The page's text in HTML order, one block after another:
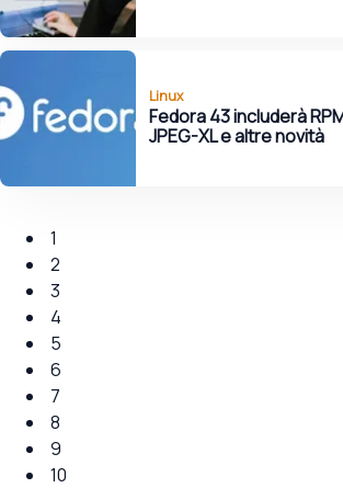
Linux
Fedora 43 includerà
JPEG-XL e altre novità
1
2
3
4
5
6
7
8
9
10